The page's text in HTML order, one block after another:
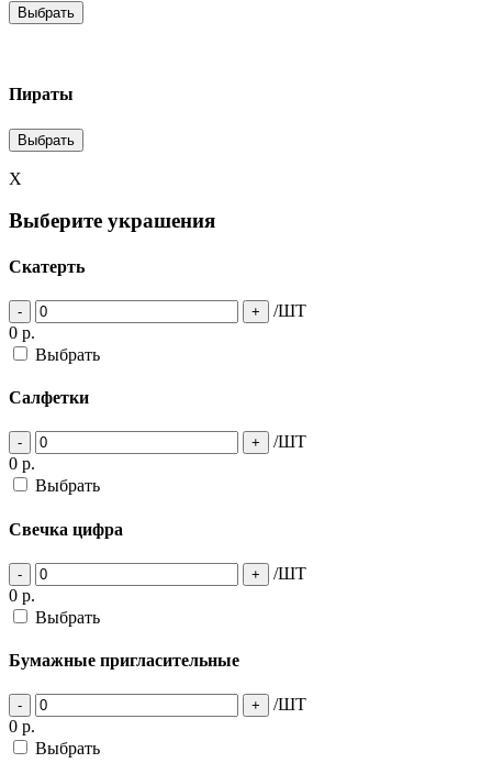
Выбрать
Пираты
Выбрать
X
Выберите украшения
Скатерть
- +
/ШТ
0 р.
Выбрать
Cалфетки
- +
/ШТ
0 р.
Выбрать
Свечка цифра
- +
/ШТ
0 р.
Выбрать
Бумажные пригласительные
- +
/ШТ
0 р.
Выбрать